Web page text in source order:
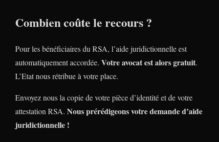
Combien coûte le recours ?
Pour les bénéficiaires du RSA, l’aide juridictionnelle est
automatiquement accordée. Votre avocat est alors gratuit.
L’Etat nous rétribue à votre place.
Envoyez nous la copie de votre pièce d’identité et de votre
attestation RSA. Nous prérédigeons votre demande d’aide
juridictionnelle !